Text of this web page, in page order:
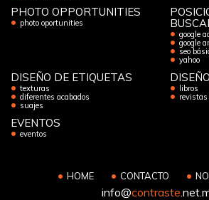
PHOTO OPPORTUNITIES
photo oportunities
google
google
seo
yahoo
DISEÑO DE ETIQUETAS
texturas
diferentes acabados
suajes
libros
revistas
EVENTOS
eventos
HOME CONTACTO
info@contraste